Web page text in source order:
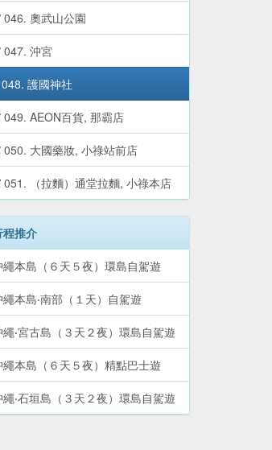
046. 奧武山公園
047. 沖宮
護國神社
049. AEON百貨, 那霸店
050. 大國藥妝, 小祿站前店
051. （拉麵）通堂拉麵, 小祿本店
程推介
繩本島（６天５夜）環島自駕遊
繩本島‧南部（１天）自駕遊
繩‧宮古島（３天２夜）環島自駕遊
繩本島（６天５夜）精點巴士遊
繩‧石垣島（３天２夜）環島自駕遊